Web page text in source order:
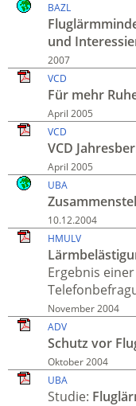
BAZL
und
2007
VCD
Für mehr
April 2005
VCD
VCD
April 2005
UBA
10.12.2004
HMULV
Ergebnis
November 2004
ADV
Schutz vor
Oktober 2004
UBA
Studie: